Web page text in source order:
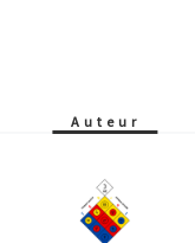
Auteur